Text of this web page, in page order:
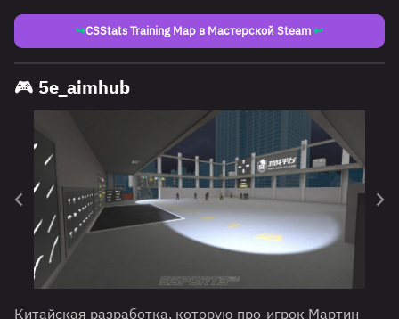
↪CSStats Training Map в Мастерской Steam↩
🎮 5e_aimhub
Китайская разработка, которую про-игрок Мартин